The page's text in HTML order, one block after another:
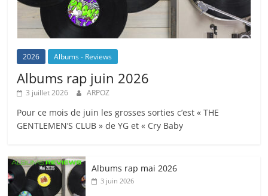
2026 Albums - Reviews
Albums rap juin 2026
3 juillet 2026 ARPOZ
Pour ce mois de juin les grosses sorties c’est « THE
GENTLEMEN’S CLUB » de YG et « Cry Baby
Albums rap mai 2026
3 juin 2026